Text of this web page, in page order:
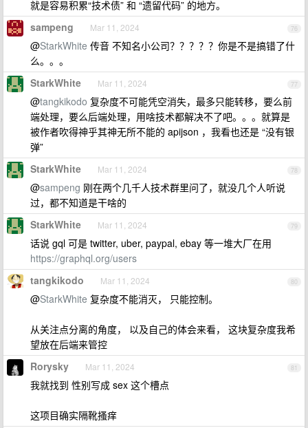
就是容易积累“技术债” 和 “遗留代码” 的地方。
76
sampeng Mar 11, 2024
@StarkWhite 传音 不知名小公司？？？？？你是不是搞错了什
么。。。
77
StarkWhite Mar 11, 2024
@tangkikodo 复杂度不可能凭空消失，最多只能转移，要么前
端处理，要么后端处理，用啥技术都解决不了吧。。。就算是
被作者吹得神乎其神无所不能的 apijson ，我看也还是 “没有银
弹”
78
StarkWhite Mar 11, 2024
@sampeng 刚在两个几千人技术群里问了，就没几个人听说
过，都不知道是干啥的
79
StarkWhite Mar 11, 2024
话说 gql 可是 twitter, uber, paypal, ebay 等一堆大厂在用
https://graphql.org/users
80
tangkikodo Mar 11, 2024
@StarkWhite 复杂度不能消灭， 只能控制。
从关注点分离的角度， 以及自己的体会来看， 这块复杂度我希
望放在后端来管控
81
Rorysky Mar 11, 2024
我就找到 性别写成 sex 这个槽点
这项目确实隔靴搔痒